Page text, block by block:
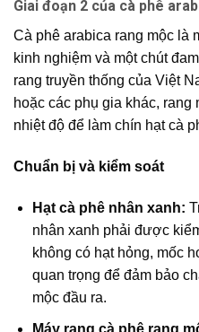
Giai đoạn 2 của cà phê
Cà phê arabica rang mộc là
kinh nghiệm và một chút
rang truyền thống của Việt
hoặc các phụ gia khác,
nhiệt độ để làm chín hạt cà
Chuẩn bị và kiểm soát
Hạt cà phê nhân xanh:
nhân xanh phải được
không có hạt hỏng, mốc
quan trọng để đảm bảo
mộc đầu ra.
Máy rang cà phê rang